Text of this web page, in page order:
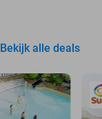
Bekijk alle deals